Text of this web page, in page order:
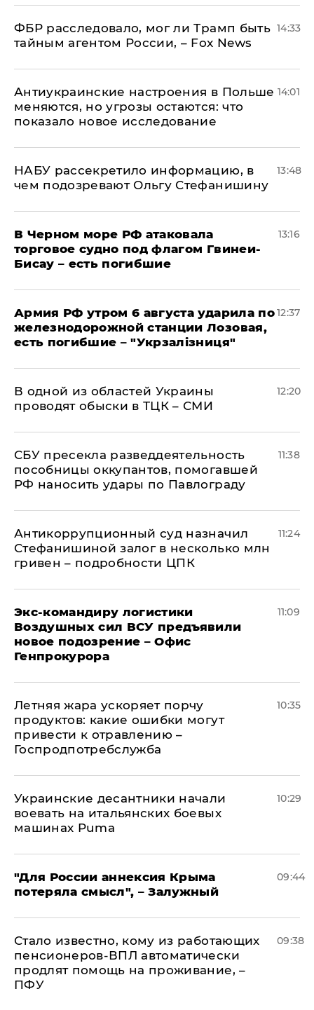
ФБР расследовало, мог ли Трамп быть
тайным агентом России, – Fox News
14:33
Антиукраинские настроения в Польше
меняются, но угрозы остаются: что
показало новое исследование
14:01
НАБУ рассекретило информацию, в
чем подозревают Ольгу Стефанишину
13:48
В Черном море РФ атаковала
торговое судно под флагом Гвинеи-
Бисау – есть погибшие
13:16
Армия РФ утром 6 августа ударила по
железнодорожной станции Лозовая,
есть погибшие – "Укрзалізниця"
12:37
В одной из областей Украины
проводят обыски в ТЦК – СМИ
12:20
СБУ пресекла разведдеятельность
пособницы оккупантов, помогавшей
РФ наносить удары по Павлограду
11:38
Антикоррупционный суд назначил
Стефанишиной залог в несколько млн
гривен – подробности ЦПК
11:24
Экс-командиру логистики
Воздушных сил ВСУ предъявили
новое подозрение – Офис
Генпрокурора
11:09
Летняя жара ускоряет порчу
продуктов: какие ошибки могут
привести к отравлению –
Госпродпотребслужба
10:35
Украинские десантники начали
воевать на итальянских боевых
машинах Puma
10:29
"Для России аннексия Крыма
потеряла смысл", – Залужный
09:44
Стало известно, кому из работающих
пенсионеров-ВПЛ автоматически
продлят помощь на проживание, –
ПФУ
09:38